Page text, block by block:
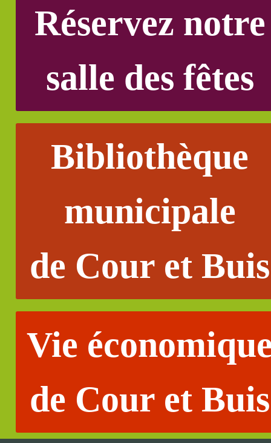
Réservez notre
salle des fêtes
Bibliothèque
municipale
de Cour et Buis
Vie
de Cour et Buis